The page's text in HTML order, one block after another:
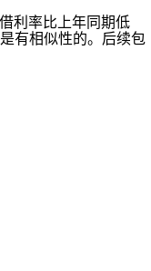
利率比上年同期低
有相似性的。后续包